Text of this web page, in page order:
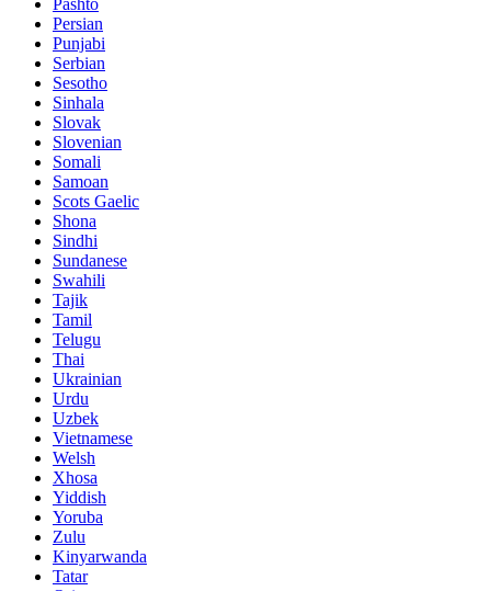
Pashto
Persian
Punjabi
Serbian
Sesotho
Sinhala
Slovak
Slovenian
Somali
Samoan
Scots Gaelic
Shona
Sindhi
Sundanese
Swahili
Tajik
Tamil
Telugu
Thai
Ukrainian
Urdu
Uzbek
Vietnamese
Welsh
Xhosa
Yiddish
Yoruba
Zulu
Kinyarwanda
Tatar